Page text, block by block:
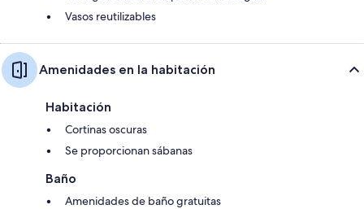
Vasos reutilizables
Amenidades en la habitación
Habitación
Cortinas oscuras
Se proporcionan sábanas
Baño
Amenidades de baño gratuitas